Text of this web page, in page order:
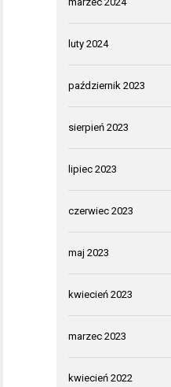
luty 2024
październik 2023
sierpień 2023
lipiec 2023
czerwiec 2023
maj 2023
kwiecień 2023
marzec 2023
kwiecień 2022